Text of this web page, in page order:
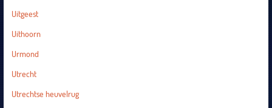
Uitgeest
Uithoorn
Urmond
Utrecht
Utrechtse heuvelrug